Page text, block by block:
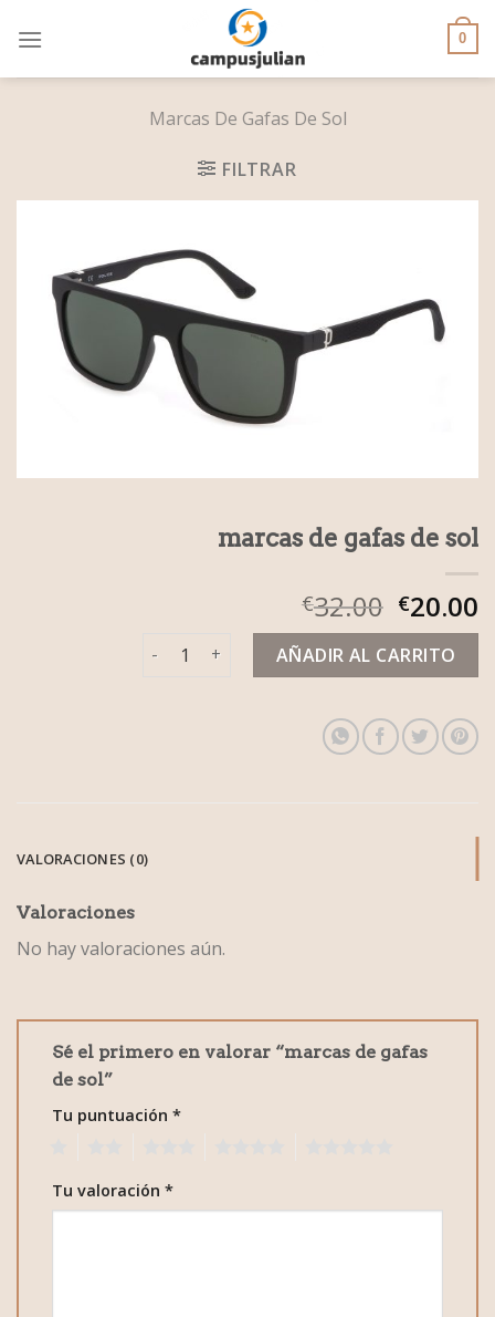
0
Marcas De Gafas De Sol
FILTRAR
marcas de gafas de sol
€32.00 €20.00
marcas de gafas de sol cantidad
AÑADIR AL CARRITO
VALORACIONES (0)
Valoraciones
No hay valoraciones aún.
Sé el primero en valorar “marcas de gafas
de sol”
Tu puntuación *
Tu valoración *